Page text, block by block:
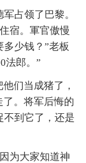
占领了巴黎。
宿。軍官傲慢
少钱？”老板
法郎。”
们当成猪了，
了。将军后悔的
不到它了，还是
为大家知道神